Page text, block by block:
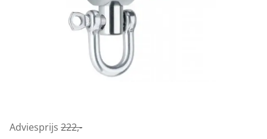
Adviesprijs 222,-